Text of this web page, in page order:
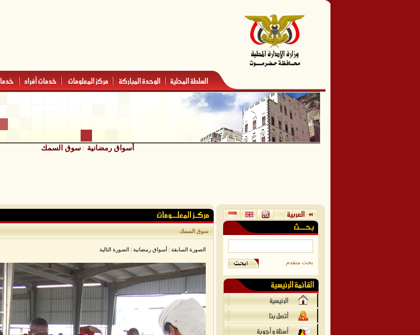
أسواق رمضانية / سوق السمك
سوق السمك
الصورة السابقة |أسواق رمضانية | الصورة التالية
بحث متقدم